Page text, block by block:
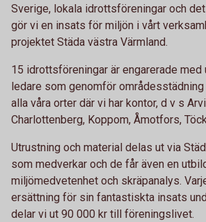
Sverige, lokala idrottsföreningar och
gör vi en insats för miljön i vårt
projektet Städa västra Värmland.
15 idrottsföreningar är engarerade med
ledare som genomför
alla våra orter där vi har kontor, d v s
Charlottenberg, Koppom, Åmotfors,
Utrustning och material delas ut via
som medverkar och de får även en
miljömedvetenhet och skräpanalys.
ersättning för sin fantastiskta insats
delar vi ut 90 000 kr till föreningslivet.